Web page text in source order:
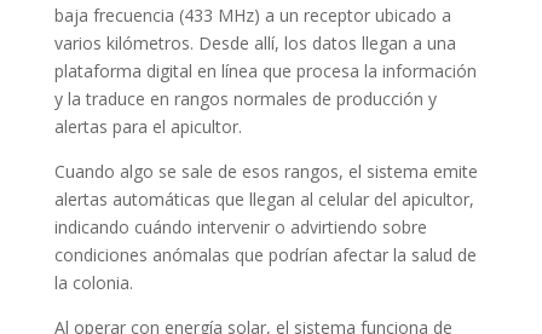
baja frecuencia (433 MHz) a un receptor ubicado a
varios kilómetros. Desde allí, los datos llegan a una
plataforma digital en línea que procesa la información
y la traduce en rangos normales de producción y
alertas para el apicultor.
Cuando algo se sale de esos rangos, el sistema emite
alertas automáticas que llegan al celular del apicultor,
indicando cuándo intervenir o advirtiendo sobre
condiciones anómalas que podrían afectar la salud de
la colonia.
Al operar con energía solar, el sistema funciona de